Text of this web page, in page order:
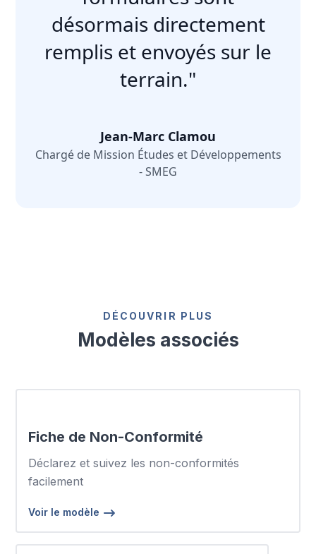
désormais directement
remplis et envoyés sur le
terrain."
Jean-Marc Clamou
Chargé de Mission Études et Développements
- SMEG
DÉCOUVRIR PLUS
Modèles associés
Fiche de Non-Conformité
Déclarez et suivez les non-conformités
facilement
Voir le modèle